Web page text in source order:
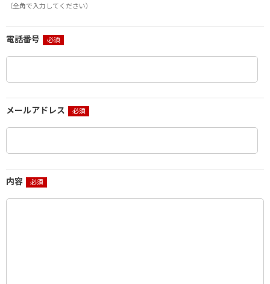
（全角で入力してください）
電話番号
メールアドレス
内容